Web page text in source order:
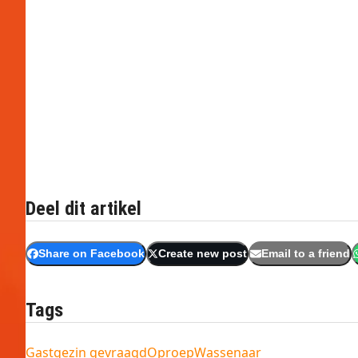
Deel dit artikel
Share on Facebook Create new post Email to a friend
Tags
Gastgezin gevraagdOproepWassenaar